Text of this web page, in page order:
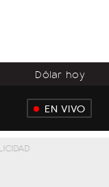
Dólar hoy
EN VIVO